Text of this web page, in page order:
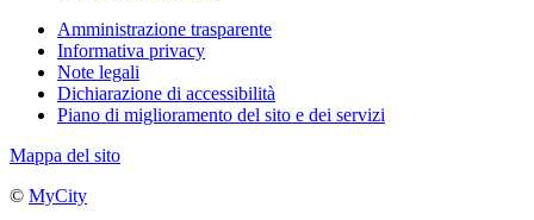
Amministrazione trasparente
Informativa privacy
Note legali
Dichiarazione di accessibilità
Piano di miglioramento del sito e dei servizi
Mappa del sito
© MyCity